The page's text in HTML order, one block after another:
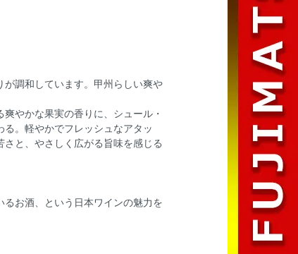
調和しています。甲州らしい爽や
やかな果実の香りに、シュール・
。軽やかでフレッシュなアタッ
と、やさしく広がる旨味を感じる
お酒、という日本ワインの魅力を